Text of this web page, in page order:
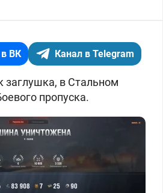
ВК Канал в Telegram
заглушка, в Стальном
пропуска.